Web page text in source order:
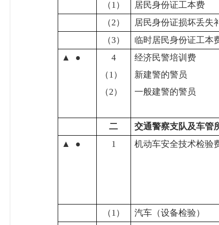
（ 1 ）
居民身份证工本费
（2 ）
居民身份证损坏丢失
（3）
临时居民身份证工本
▲
●
4
（ 1 ）
（2 ）
经济民警培训费
新建警的警员
一般建警的警员
二
交通警察支队及车管
▲
● 1 机动车安全技术检验
（ 1 ）
汽车（设备检验）